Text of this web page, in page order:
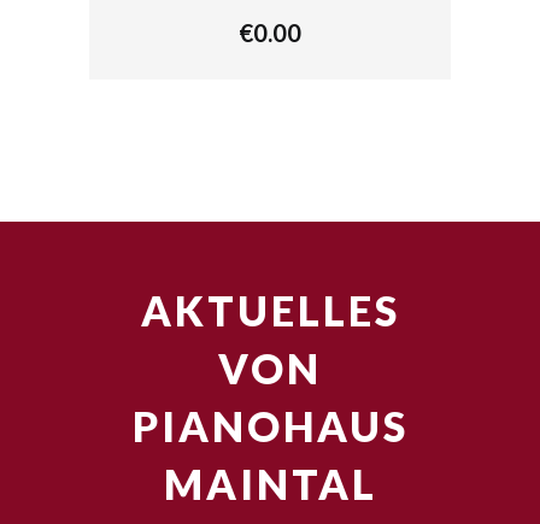
€0.00
AKTUELLES
VON
PIANOHAUS
MAINTAL